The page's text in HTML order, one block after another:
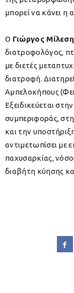
μπορεί να κάνει η
O Γιώργος
διατροφολόγος,
με διετές
διατροφή.
Αμπελοκήπους
Εξειδικεύεται
συμπεριφοράς,
και την
αντιμετωπίσει με
παχυσαρκίας,
διαβήτη κύησης